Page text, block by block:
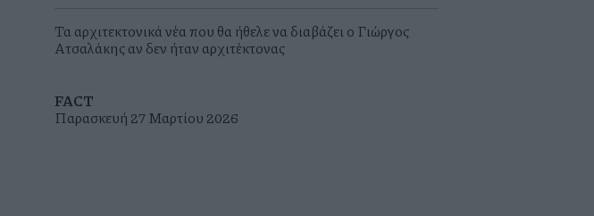
Τα αρχιτεκτονικά νέα που θα ήθελε να διαβάζει ο Γιώργος
Ατσαλάκης αν δεν ήταν αρχιτέκτονας
FACT
Παρασκευή 27 Μαρτίου 2026